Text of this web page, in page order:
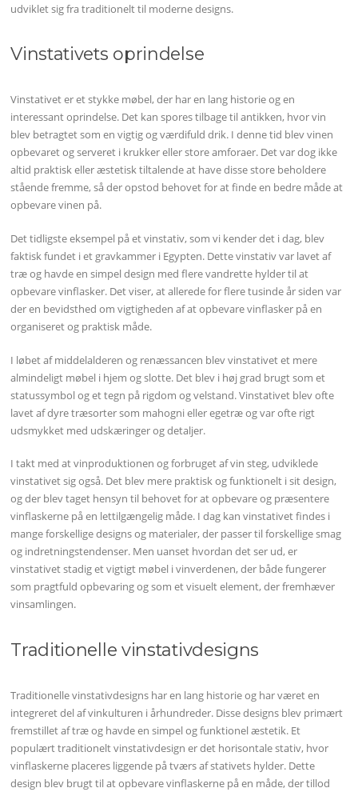
udviklet sig fra traditionelt til moderne designs.
Vinstativets oprindelse
Vinstativet er et stykke møbel, der har en lang historie og en
interessant oprindelse. Det kan spores tilbage til antikken, hvor vin
blev betragtet som en vigtig og værdifuld drik. I denne tid blev vinen
opbevaret og serveret i krukker eller store amforaer. Det var dog ikke
altid praktisk eller æstetisk tiltalende at have disse store beholdere
stående fremme, så der opstod behovet for at finde en bedre måde at
opbevare vinen på.
Det tidligste eksempel på et vinstativ, som vi kender det i dag, blev
faktisk fundet i et gravkammer i Egypten. Dette vinstativ var lavet af
træ og havde en simpel design med flere vandrette hylder til at
opbevare vinflasker. Det viser, at allerede for flere tusinde år siden var
der en bevidsthed om vigtigheden af at opbevare vinflasker på en
organiseret og praktisk måde.
I løbet af middelalderen og renæssancen blev vinstativet et mere
almindeligt møbel i hjem og slotte. Det blev i høj grad brugt som et
statussymbol og et tegn på rigdom og velstand. Vinstativet blev ofte
lavet af dyre træsorter som mahogni eller egetræ og var ofte rigt
udsmykket med udskæringer og detaljer.
I takt med at vinproduktionen og forbruget af vin steg, udviklede
vinstativet sig også. Det blev mere praktisk og funktionelt i sit design,
og der blev taget hensyn til behovet for at opbevare og præsentere
vinflaskerne på en lettilgængelig måde. I dag kan vinstativet findes i
mange forskellige designs og materialer, der passer til forskellige smag
og indretningstendenser. Men uanset hvordan det ser ud, er
vinstativet stadig et vigtigt møbel i vinverdenen, der både fungerer
som pragtfuld opbevaring og som et visuelt element, der fremhæver
vinsamlingen.
Traditionelle vinstativdesigns
Traditionelle vinstativdesigns har en lang historie og har været en
integreret del af vinkulturen i århundreder. Disse designs blev primært
fremstillet af træ og havde en simpel og funktionel æstetik. Et
populært traditionelt vinstativdesign er det horisontale stativ, hvor
vinflaskerne placeres liggende på tværs af stativets hylder. Dette
design blev brugt til at opbevare vinflaskerne på en måde, der tillod